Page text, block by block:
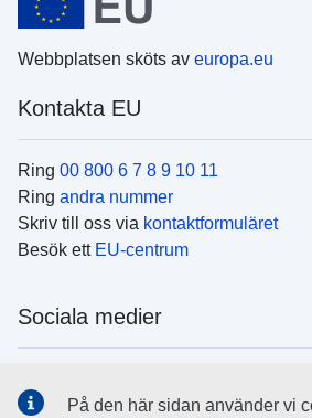
Webbplatsen sköts av europa.eu
Kontakta EU
Ring 00 800 6 7 8 9 10 11
Ring andra nummer
Skriv till oss via kontaktformuläret
Besök ett EU-centrum
Sociala medier
På den här sidan använder vi